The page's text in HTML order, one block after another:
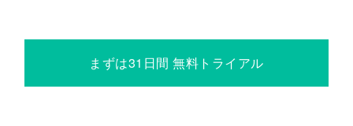
まずは31日間 無料トライアル